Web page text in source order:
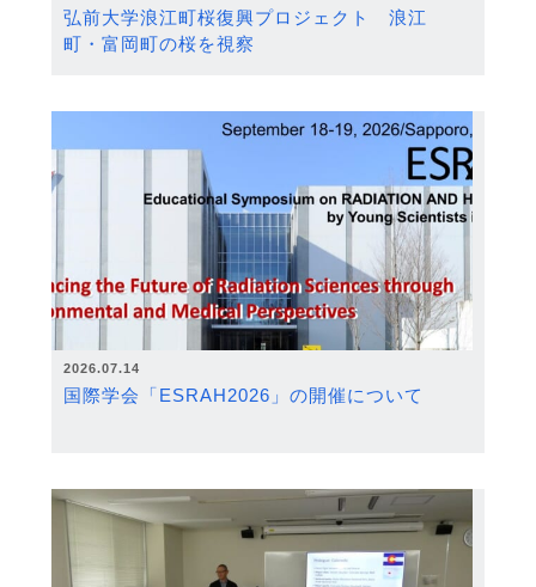
弘前大学浪江町桜復興プロジェクト 浪江
町・富岡町の桜を視察
2026.07.14
国際学会「ESRAH2026」の開催について